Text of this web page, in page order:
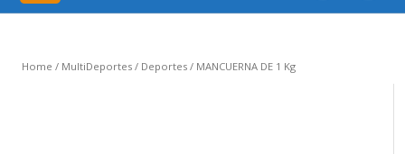
Home / MultiDeportes / Deportes / MANCUERNA DE 1 Kg